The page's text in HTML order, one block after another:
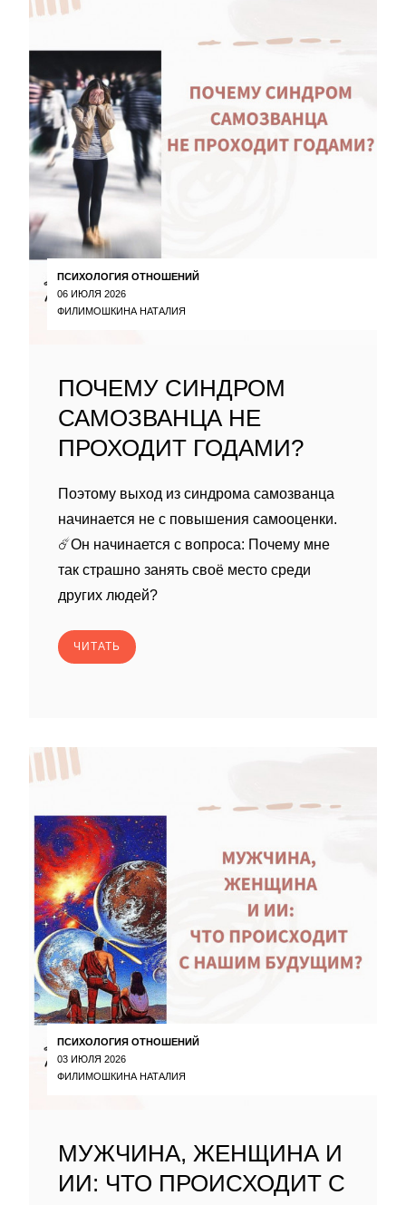
ПСИХОЛОГИЯ ОТНОШЕНИЙ
06 ИЮЛЯ 2026
ФИЛИМОШКИНА НАТАЛИЯ
ПОЧЕМУ СИНДРОМ
САМОЗВАНЦА НЕ
ПРОХОДИТ ГОДАМИ?
Поэтому выход из синдрома самозванца
начинается не с повышения самооценки.
☄️Он начинается с вопроса: Почему мне
так страшно занять своё место среди
других людей?
ЧИТАТЬ
ПСИХОЛОГИЯ ОТНОШЕНИЙ
03 ИЮЛЯ 2026
ФИЛИМОШКИНА НАТАЛИЯ
МУЖЧИНА, ЖЕНЩИНА И
ИИ: ЧТО ПРОИСХОДИТ С